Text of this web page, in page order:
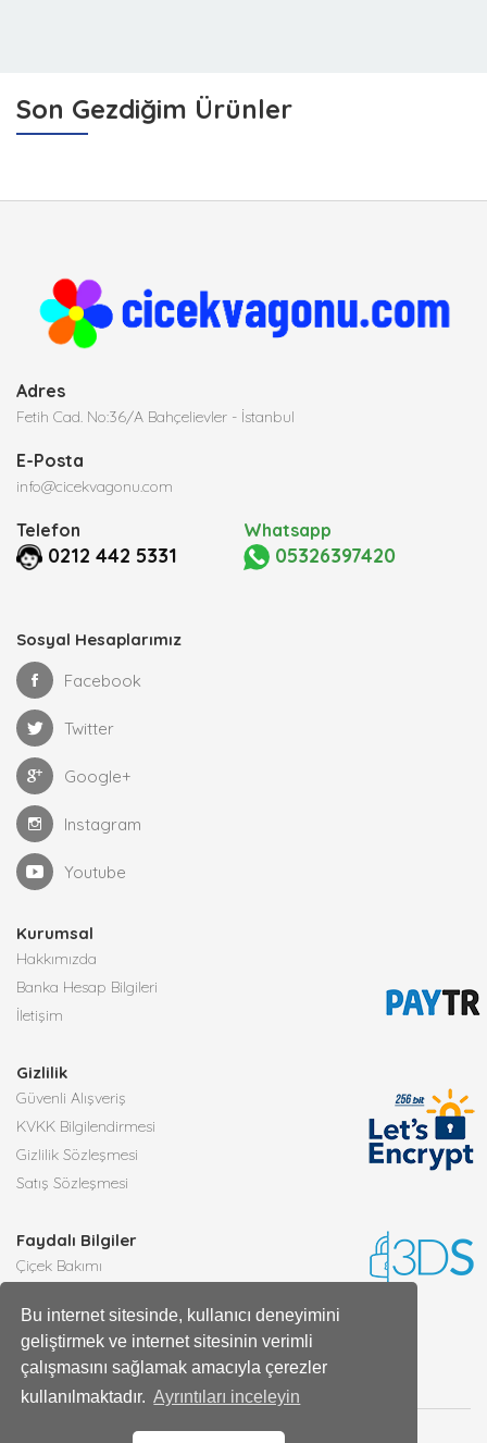
Bu internet sitesinde, kullanıcı deneyimini
geliştirmek ve internet sitesinin verimli
çalışmasını sağlamak amacıyla çerezler
kullanılmaktadır. Ayrıntıları inceleyin
Son Gezdiğim Ürünler
Adres
Fetih Cad. No:36/A Bahçelievler - İstanbul
E-Posta
info@cicekvagonu.com
Telefon
0212 442 5331
Whatsapp
05326397420
Sosyal Hesaplarımız
Facebook
Twitter
Google+
Instagram
Youtube
Kurumsal
Hakkımızda
Banka Hesap Bilgileri
İletişim
Gizlilik
Güvenli Alışveriş
KVKK Bilgilendirmesi
Gizlilik Sözleşmesi
Satış Sözleşmesi
Faydalı Bilgiler
Çiçek Bakımı
Çiçek Anlamları
Tüm Blog Yazıları